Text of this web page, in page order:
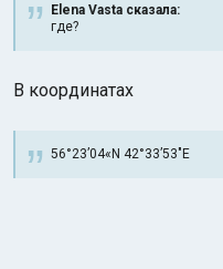
Elena Vasta сказалa:
где?
В координатах
56°23’04«N 42°33’53″Е